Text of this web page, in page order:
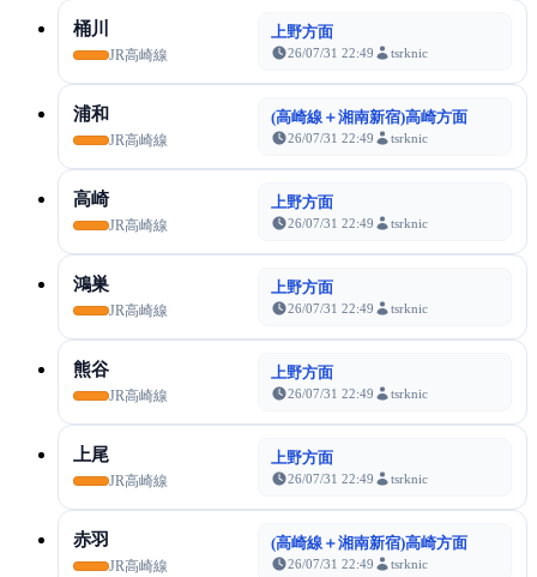
桶川
JR高崎線
上野方面
26/07/31 22:49 tsrknic
浦和
JR高崎線
(高崎線＋湘南新宿)高崎方面
26/07/31 22:49 tsrknic
高崎
JR高崎線
上野方面
26/07/31 22:49 tsrknic
鴻巣
JR高崎線
上野方面
26/07/31 22:49 tsrknic
熊谷
JR高崎線
上野方面
26/07/31 22:49 tsrknic
上尾
JR高崎線
上野方面
26/07/31 22:49 tsrknic
赤羽
JR高崎線
(高崎線＋湘南新宿)高崎方面
26/07/31 22:49 tsrknic